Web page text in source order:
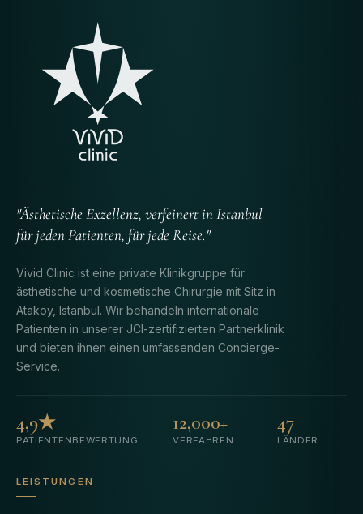
"Ästhetische Exzellenz, verfeinert in Istanbul –
für jeden Patienten, für jede Reise."
Vivid Clinic ist eine private Klinikgruppe für
ästhetische und kosmetische Chirurgie mit Sitz in
Ataköy, Istanbul. Wir behandeln internationale
Patienten in unserer JCI-zertifizierten Partnerklinik
und bieten ihnen einen umfassenden Concierge-
Service.
4,9★
PATIENTENBEWERTUNG
12,000+
VERFAHREN
47
LÄNDER
LEISTUNGEN